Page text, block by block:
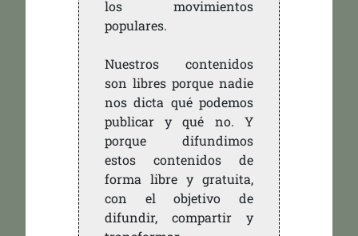
los movimientos
populares.
Nuestros contenidos
son libres porque nadie
nos dicta qué podemos
publicar y qué no. Y
porque difundimos
estos contenidos de
forma libre y gratuita,
con el objetivo de
difundir, compartir y